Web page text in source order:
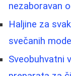
nezaboravan
Haljine za
svečanih
Sveobuhvatni